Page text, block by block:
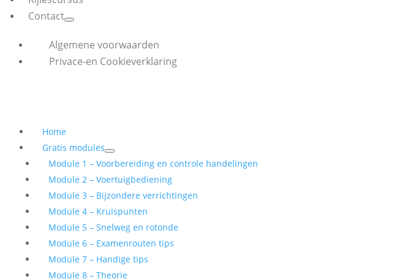
Contact
Algemene voorwaarden
Privace-en Cookieverklaring
Home
Gratis modules
Module 1 – Voorbereiding en controle handelingen
Module 2 – Voertuigbediening
Module 3 – Bijzondere verrichtingen
Module 4 – Kruispunten
Module 5 – Snelweg en rotonde
Module 6 – Examenrouten tips
Module 7 – Handige tips
Module 8 – Theorie